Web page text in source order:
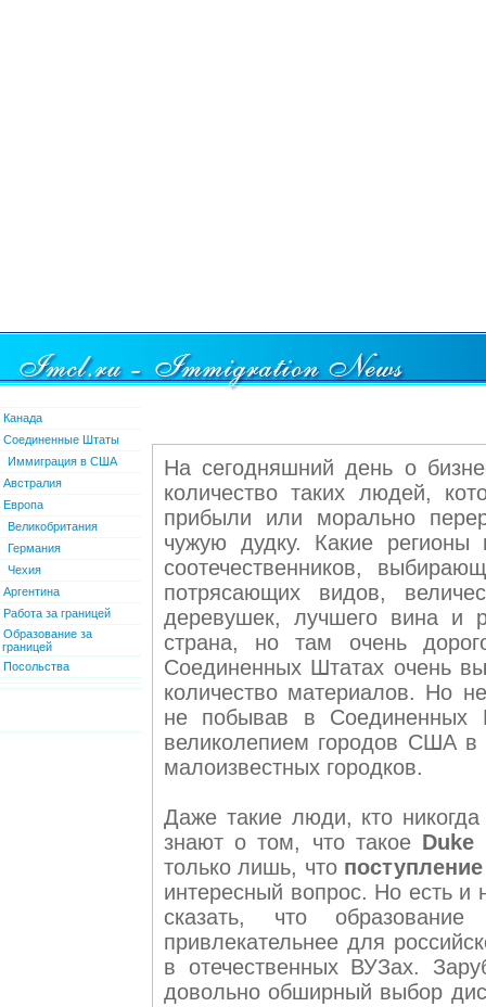
Канада
Соединенные Штаты
Иммиграция в США
Австралия
Европа
Великобритания
Германия
Чехия
Аргентина
Работа за границей
Образование за
границей
Посольства
На сегодняшний день о
количество таких людей,
прибыли или морально
чужую дудку. Какие
соотечественников,
потрясающих видов,
деревушек, лучшего вина и
страна, но там очень
Соединенных Штатах очень
количество материалов. Но
не побывав в Соединенных
великолепием городов США
малоизвестных городков.
Даже такие люди, кто
знают о том, что такое Duke
только лишь, что
интересный вопрос. Но есть
сказать, что
привлекательнее для
в отечественных ВУЗах.
довольно обширный выбор